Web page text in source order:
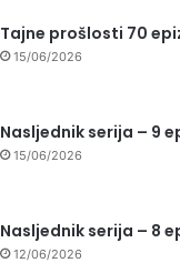
Tajne prošlosti 70
15/06/2026
Nasljednik serija – 9
15/06/2026
Nasljednik serija – 8
12/06/2026